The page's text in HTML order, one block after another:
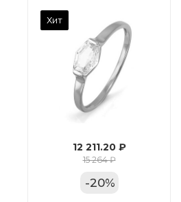
Хит
12 211.20 ₽
15 264 ₽
-20%